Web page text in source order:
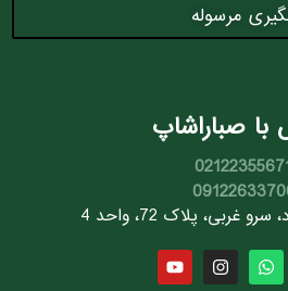
مرسوله
صباراشاپ
غربی، پلاک 72، واحد 4